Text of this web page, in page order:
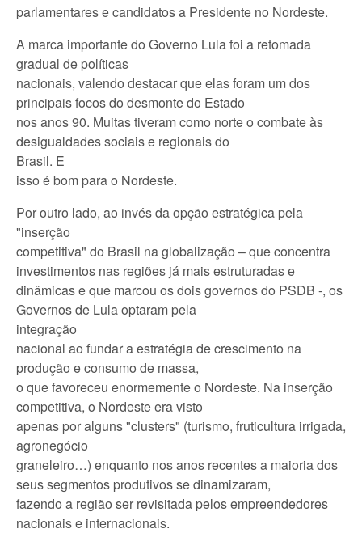
parlamentares e candidatos a Presidente no Nordeste.
A marca importante do Governo Lula foi a retomada
gradual de políticas
nacionais, valendo destacar que elas foram um dos
principais focos do desmonte do Estado
nos anos 90. Muitas tiveram como norte o combate às
desigualdades sociais e regionais do
Brasil. E
isso é bom para o Nordeste.
Por outro lado, ao invés da opção estratégica pela
"inserção
competitiva" do Brasil na globalização – que concentra
investimentos nas regiões já mais estruturadas e
dinâmicas e que marcou os dois governos do PSDB -, os
Governos de Lula optaram pela
integração
nacional ao fundar a estratégia de crescimento na
produção e consumo de massa,
o que favoreceu enormemente o Nordeste. Na inserção
competitiva, o Nordeste era visto
apenas por alguns "clusters" (turismo, fruticultura irrigada,
agronegócio
graneleiro…) enquanto nos anos recentes a maioria dos
seus segmentos produtivos se dinamizaram,
fazendo a região ser revisitada pelos empreendedores
nacionais e internacionais.